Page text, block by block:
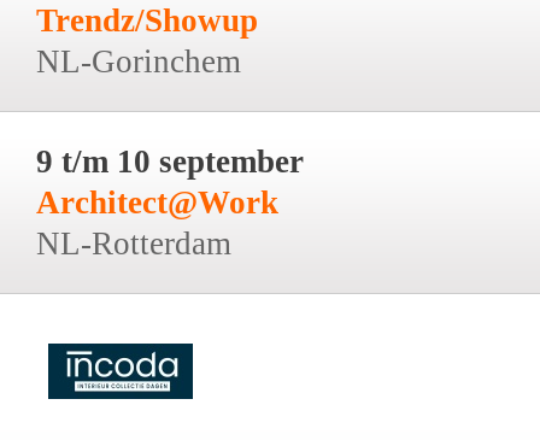
Trendz/Showup
NL-Gorinchem
9 t/m 10 september
Architect@Work
NL-Rotterdam